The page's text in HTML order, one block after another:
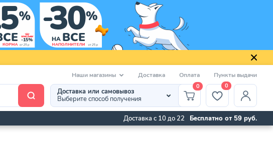
Наши магазины Доставка Оплата Пункты выдачи
Доставка или самовывоз
Выберите способ получения
0 0
Доставка с 10 до 22 Бесплатно от 59 руб.